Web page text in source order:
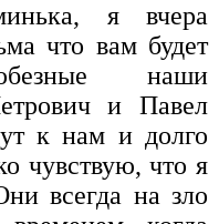
я вчера
что вам будет
наши
и Павел
к нам и долго
чувствую, что я
всегда на зло